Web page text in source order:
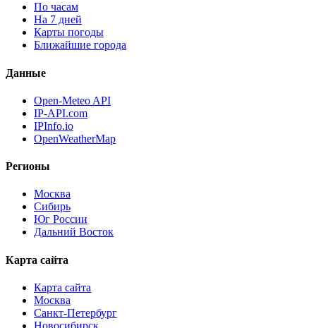
По часам
На 7 дней
Карты погоды
Ближайшие города
Данные
Open-Meteo API
IP-API.com
IPInfo.io
OpenWeatherMap
Регионы
Москва
Сибирь
Юг России
Дальний Восток
Карта сайта
Карта сайта
Москва
Санкт-Петербург
Новосибирск